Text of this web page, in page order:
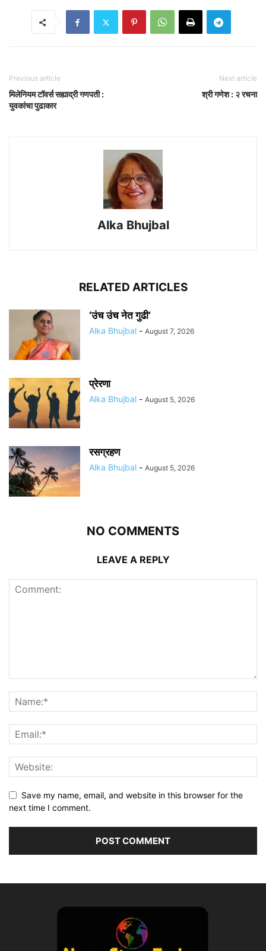
Previous article
मिलेनियम टॉवर्स सह्याद्री गणपती :
युवकांचा पुढाकार
Next article
श्री गणेश : २ रचना
Alka Bhujbal
RELATED ARTICLES
‘उंच उंच नेत गुढी’
Alka Bhujbal - August 7, 2026
प्रेरणा
Alka Bhujbal - August 5, 2026
रसग्रहण
Alka Bhujbal - August 5, 2026
NO COMMENTS
LEAVE A REPLY
Save my name, email, and website in this browser for the
next time I comment.